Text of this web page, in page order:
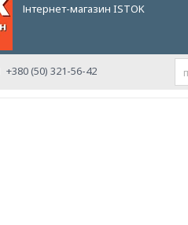
Інтернет-магазин ISTOK
+380 (50) 321-56-42